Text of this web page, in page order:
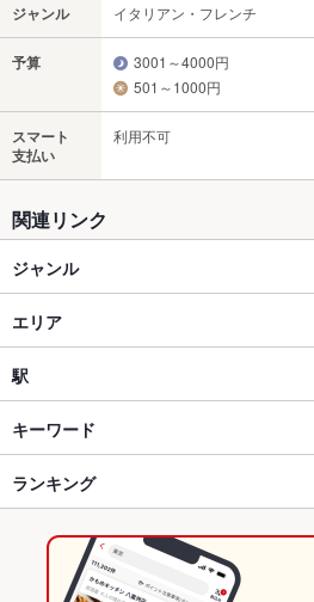
ジャンル イタリアン・フレンチ
予算
3001～4000円
501～1000円
スマート
支払い
利用不可
関連リンク
ジャンル
イタリアン・フレンチ
フレンチ
徳島市・徳島市周辺部 × イタリアン・フ
徳島市・徳島市周辺部 × フレンチ
徳島駅 × イタリアン・フレンチ
徳島駅 × フレンチ
エリア
徳島駅
徳島駅 × イタリアン・フレンチ
徳島駅 × フレンチ
徳島 × イタリアン・フレンチ
駅
阿波富田駅
徳島駅
キーワード
エビ料理
チーズケーキ ジェラート
ランキング
徳島のグルメランキング
徳島のイタリアン・フレンチランキング